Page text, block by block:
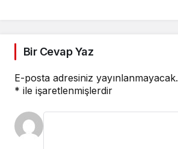
Bir Cevap Yaz
E-posta adresiniz yayınlanmayacak.
* ile işaretlenmişlerdir